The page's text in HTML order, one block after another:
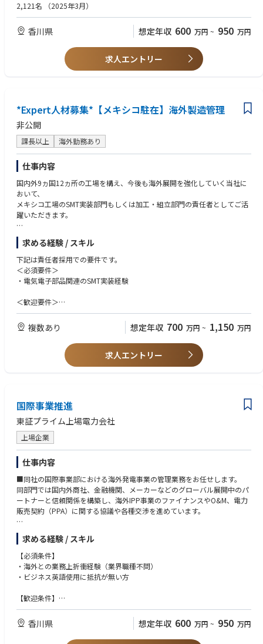
詳細は下記をご確認ください。
【ポジション詳細】
ーから入荷したアイテムはフルフィルメントセンターという物流拠点に集
約され、各地のデリバリーステーション（配送拠点）を経てお客様先に届
様々な業界出身（小売・飲食、営業、製造業など）のメンバーが多く活躍
しており、メンバー一丸となってミッション達成の為取り組んでいます。
“Amazon”の重要拠点で物流を進化させる新規ビジネスに携わる、そんな
挑みがいのあるミッションに、あなたの経験を活かしてみませんか。
【業務内容】
作成された日々の計画に沿って、作業工程が計画通りに円滑に進むようサ
ポートを行います。
･社内ツールを使った生産管理業務
･チームメンバーと一緒に現場の課題に対し改善プランの策定、実行
･DSP (運送業務委託先) と協力して配送状況の把握
･安全・品質・作業効率の向上に向けたプロジェクトの立案および推進
*マネージャーやチームのサポートのもと上記業務を行っていただきま
*デリバリーステーション内での配送を通して、物流の仕組みやマネージ
メントを学べます。
*マネージャーへのキャリアアップや社内公募による他部署への異動のチ
*勤務はシフト制となります。（夜勤有）
本ポジションの所属部門等に関する詳細は、下記リンク先をご参照くださ
い。
・関東エリアの勤務地紹介：https://www.amazon.co.jp/b?node=85210
・シフトアシスタント職について：https://www.amazon.co.jp/career/p
2,121名 （2025年3月）
香川県 想定年収 600 万円 ~ 950 万円
求人エントリー
*Expert人材募集*【メキシコ駐在】海外製造管理
非公開
課長以上 海外勤務あり
仕事内容
国内外9ヵ国12ヵ所の工場を構え、今後も海外展開を強化していく当社に
おいて、
メキシコ⼯場のSMT実装部⾨もしくは加⼯・組⽴部⾨の責任者としてご活
躍いただきます。
【主な業務内容】
●SMT実装部門あるいは組立・加工部門の製造全般管理
●工場全体の生産性向上／業務効率化への取り組み／品質向上に向けた改
善活動への取り組み
●ローカルスタッフの採用・育成／マネジメント
●取引先対応
【OJTトレーニング】
ご入社後は、国内工場(高松工場もしくは松山工場)でのOJTトレーニング
を予定しております。
研修期間は1ヶ月～3カ月程度です。ご本人のスキル・ご経験・習熟度によ
り研修期間は異なります。
求める経験 / スキル
下記は責任者採用での要件です。
＜必須要件＞
・電気電子部品関連のSMT実装経験
＜歓迎要件＞
・工場マネジメント経験
・海外勤務(長期出張もしくは駐在)のご経験
・英語や現地語(スペイン語)のスキル
＜求める人物像＞
・赴任先のルールや文化を理解して適応、順応していく力を持っている方
複数あり 想定年収 700 万円 ~ 1,150 万円
求人エントリー
国際事業推進
東証プライム上場電力会社
上場企業
仕事内容
■同社の国際事業部における海外発電事業の管理業務をお任せします。
同部門では国内外商社、金融機関、メーカーなどのグローバル展開中のパ
ートナーと信頼関係を構築し、海外IPP事業のファイナンスやO&M、電力
販売契約（PPA）に関する協議や各種交渉を進めています。
【具体的には】
・海外発電事業者の財務面・コンプライアンス管理
・収益性、リスク評価、資金調達、契約締結等の業務
・発電所の新設・増設・改良・修繕に必要な資材調達、発電燃料の選定・
調達・手配
係者との協議等、価格情報や技術動向なども視野に入れ、電力の安定供給
求める経験 / スキル
【必須条件】
・海外との業務上折衝経験（業界職種不問）
・ビジネス英語使用に抵抗が無い方
【歓迎条件】
・エネルギー業界での海外事業部経験
香川県 想定年収 600 万円 ~ 950 万円